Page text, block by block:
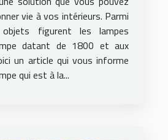
vie à vos intérieurs. Parmi
objets figurent les lampes
datant de 1800 et aux
un article qui vous informe
qui est à la...